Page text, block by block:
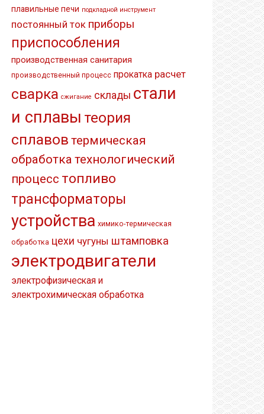
плавильные печи подкладной инструмент
постоянный ток приборы
приспособления
производственная санитария
производственный процесс прокатка расчет
сварка сжигание склады стали
и сплавы теория
сплавов термическая
обработка технологический
процесс топливо
трансформаторы
устройства химико-термическая
обработка цехи чугуны штамповка
электродвигатели
электрофизическая и
электрохимическая обработка